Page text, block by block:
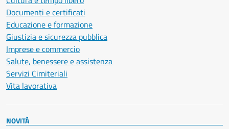
Documenti e certificati
Educazione e formazione
Giustizia e sicurezza pubblica
Imprese e commercio
Salute, benessere e assistenza
Servizi Cimiteriali
Vita lavorativa
NOVITÀ